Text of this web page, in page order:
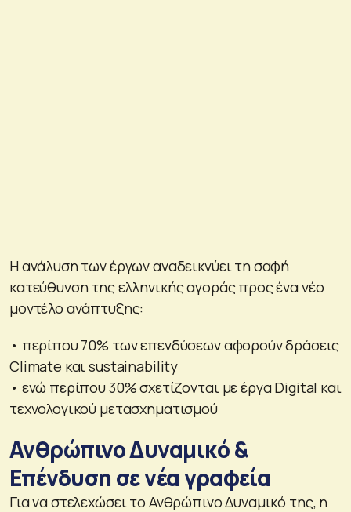
Η ανάλυση των έργων αναδεικνύει τη σαφή
κατεύθυνση της ελληνικής αγοράς προς ένα νέο
μοντέλο ανάπτυξης:
• περίπου 70% των επενδύσεων αφορούν δράσεις
Climate και sustainability
• ενώ περίπου 30% σχετίζονται με έργα Digital και
τεχνολογικού μετασχηματισμού
Ανθρώπινο Δυναμικό &
Επένδυση σε νέα γραφεία
Για να στελεχώσει το Ανθρώπινο Δυναμικό της, η